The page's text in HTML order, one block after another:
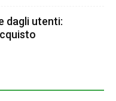
dagli utenti: